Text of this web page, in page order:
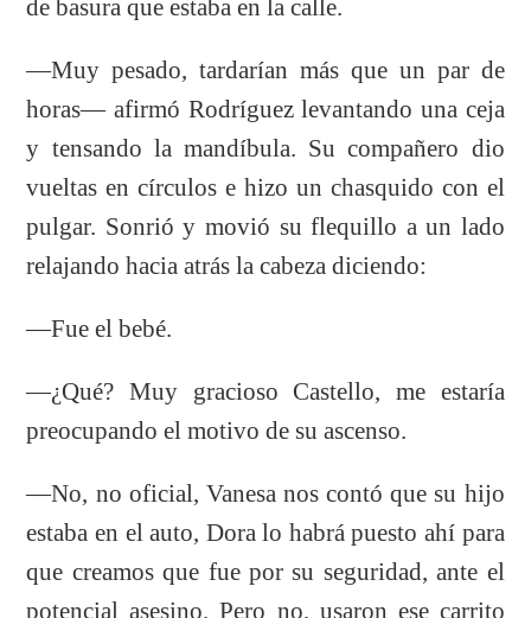
de basura que estaba en la calle.
—Muy pesado, tardarían más que un par de
horas— afirmó Rodríguez levantando una ceja
y tensando la mandíbula. Su compañero dio
vueltas en círculos e hizo un chasquido con el
pulgar. Sonrió y movió su flequillo a un lado
relajando hacia atrás la cabeza diciendo:
—Fue el bebé.
—¿Qué? Muy gracioso Castello, me estaría
preocupando el motivo de su ascenso.
—No, no oficial, Vanesa nos contó que su hijo
estaba en el auto, Dora lo habrá puesto ahí para
que creamos que fue por su seguridad, ante el
potencial asesino. Pero no, usaron ese carrito